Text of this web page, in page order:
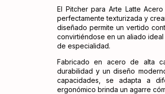
El Pitcher para Arte Latte
perfectamente texturizada y
diseñado permite un vertido
convirtiéndose en un aliado
de especialidad.
Fabricado en acero de alta
durabilidad y un diseño
capacidades, se adapta a
ergonómico brinda un agarre